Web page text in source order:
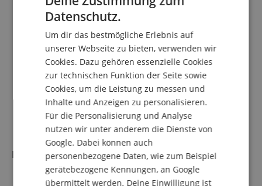
Sound-Modes: Normal/Bass Boost
Setup-Modes: SONAR, Cardioid Front, Cardioid Rear
Delay: 0-10 Meter
Hochständerflansch: 1x M20
Griffe: 2x MultiGrip
Rollen: optional
Gehäuse: Holz
Gehäuseoberfläche: schwarz
Frontgitter: Metallgitter mit schwarzem
Akustikschaumstoff hinterlegt
Abmessungen (B x H x T): 43 x 61,2 x 61,6 cm
Gewicht: 28,4 kg
HK Sonar110 XI Aktivbox
10" Hochleistungs-Basslautsprecher
FRENCH
SPANISH
Datenschutz.
Um dir das bestmögliche Erlebnis auf
unserer Webseite zu bieten, verwenden wir
Cookies. Dazu gehören essenzielle Cookies
zur technischen Funktion der Seite sowie
Cookies, um die Leistung zu messen und
Inhalte und Anzeigen zu personalisieren.
Für die Personalisierung und Analyse
nutzen wir unter anderem die Dienste von
Google. Dabei können auch
personenbezogene Daten, wie zum Beispiel
gerätebezogene Kennungen, an Google
übermittelt werden. Deine Einwilligung ist